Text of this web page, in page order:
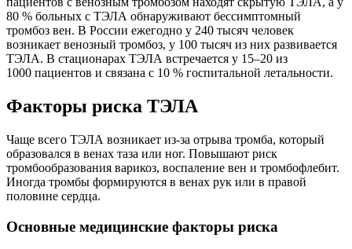
80 % больных с ТЭЛА обнаруживают бессимптомный
тромбоз вен. В России ежегодно у 240 тысяч человек
возникает венозный тромбоз, у 100 тысяч из них развивается
ТЭЛА. В стационарах ТЭЛА встречается у 15–20 из
1000 пациентов и связана с 10 % госпитальной летальности.
Факторы риска ТЭЛА
Чаще всего ТЭЛА возникает из‑за отрыва тромба, который
образовался в венах таза или ног. Повышают риск
тромбообразования варикоз, воспаление вен и тромбофлебит.
Иногда тромбы формируются в венах рук или в правой
половине сердца.
Основные медицинские факторы риска